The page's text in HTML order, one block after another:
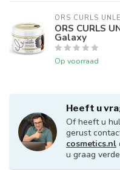
ORS CURLS
ORS CURLS
Galaxy
Op voorraad
Heeft u
Of heeft u
gerust
cosmetics.nl
u graag